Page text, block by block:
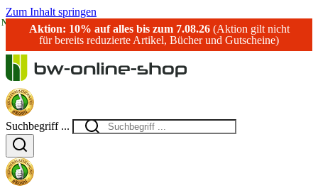
Zum Inhalt springen
Aktion: 10% auf alles bis zum 7.08.26(Aktion gilt nicht
für bereits reduzierte Artikel, Bücher und Gutscheine)
Suchbegriff ...
NEU!